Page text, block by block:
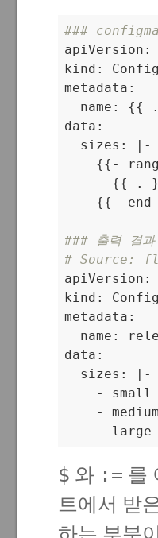
###
apiVersion:
kind:
metadata:
name: {{
data:
  sizes: |-
{{-
- {{ .
{{- end
### 출력 결과
# Source:
apiVersion:
kind:
metadata:
name:
data:
  sizes: |-
    - small
    - medium
    - large
$ 와 := 를
트에서 받
하는 부분